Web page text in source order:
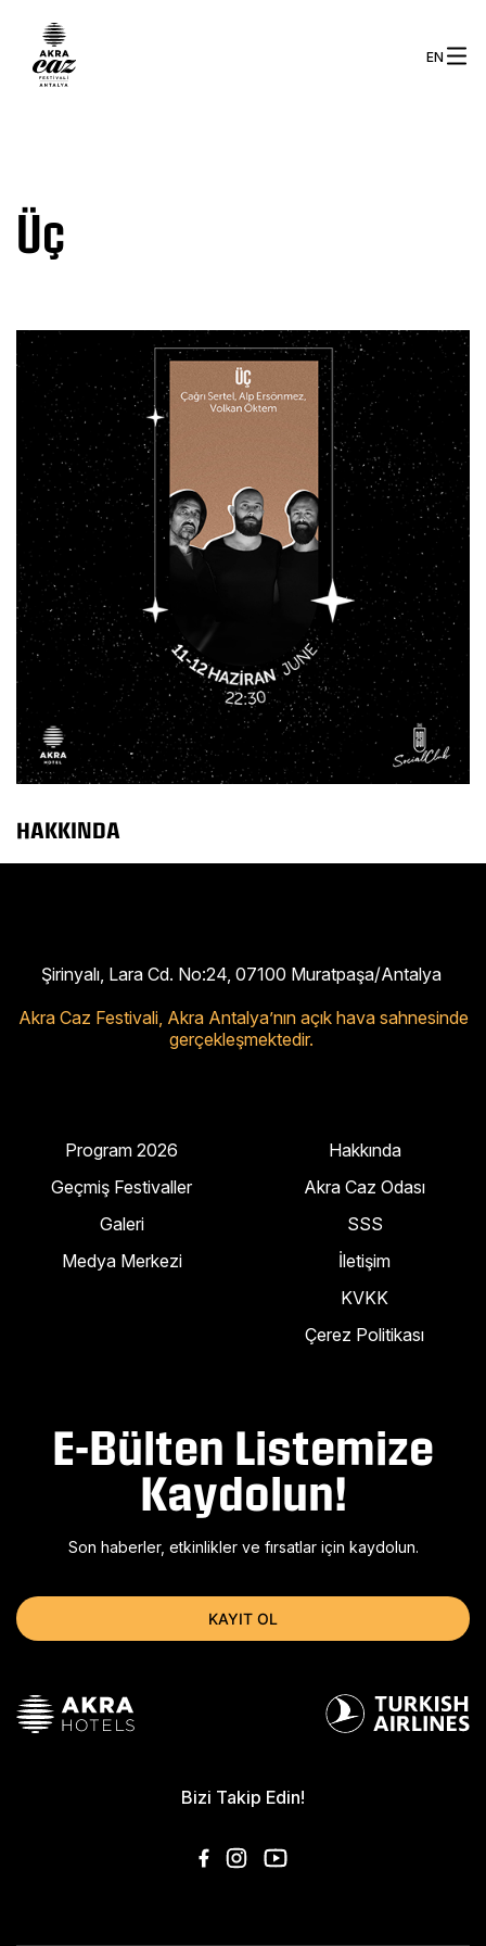
EN
Üç
HAKKINDA
Şirinyalı, Lara Cd. No:24, 07100 Muratpaşa/Antalya
Akra Caz Festivali, Akra Antalya’nın açık hava sahnesinde
gerçekleşmektedir.
Program 2026
Geçmiş Festivaller
Galeri
Medya Merkezi
Hakkında
Akra Caz Odası
SSS
İletişim
KVKK
Çerez Politikası
E-Bülten Listemize
Kaydolun!
Son haberler, etkinlikler ve fırsatlar için kaydolun.
KAYIT OL
Bizi Takip Edin!